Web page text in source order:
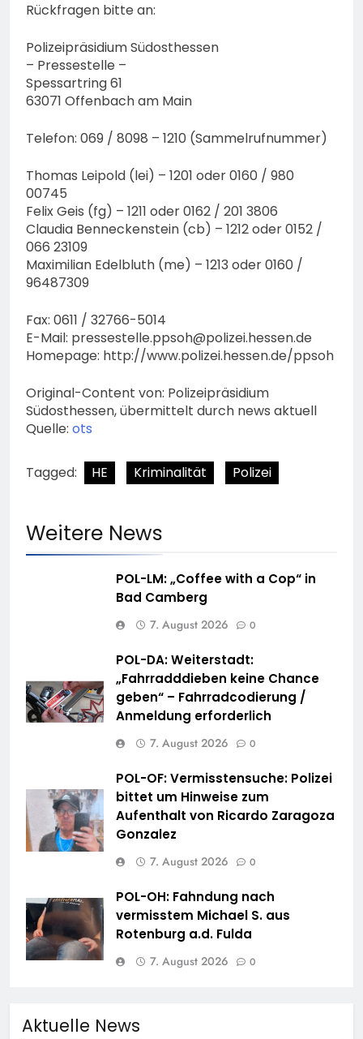
Rückfragen bitte an:
Polizeipräsidium Südosthessen
– Pressestelle –
Spessartring 61
63071 Offenbach am Main
Telefon: 069 / 8098 – 1210 (Sammelrufnummer)
Thomas Leipold (lei) – 1201 oder 0160 / 980
00745
Felix Geis (fg) – 1211 oder 0162 / 201 3806
Claudia Benneckenstein (cb) – 1212 oder 0152 /
066 23109
Maximilian Edelbluth (me) – 1213 oder 0160 /
96487309
Fax: 0611 / 32766-5014
E-Mail: pressestelle.ppsoh@polizei.hessen.de
Homepage: http://www.polizei.hessen.de/ppsoh
Original-Content von: Polizeipräsidium
Südosthessen, übermittelt durch news aktuell
Quelle: ots
Tagged: HE Kriminalität Polizei
Weitere News
POL-LM: „Coffee with a Cop“ in
Bad Camberg
7. August 2026 0
POL-DA: Weiterstadt:
„Fahrradddieben keine Chance
geben“ – Fahrradcodierung /
Anmeldung erforderlich
7. August 2026 0
POL-OF: Vermisstensuche: Polizei
bittet um Hinweise zum
Aufenthalt von Ricardo Zaragoza
Gonzalez
7. August 2026 0
POL-OH: Fahndung nach
vermisstem Michael S. aus
Rotenburg a.d. Fulda
7. August 2026 0
Aktuelle News